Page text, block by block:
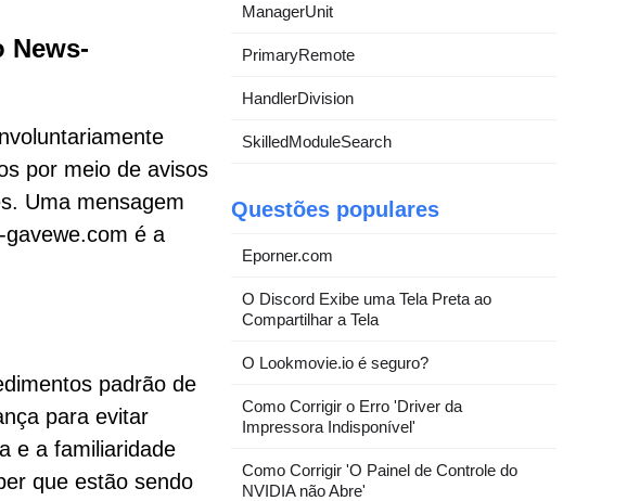
News-
por meio de avisos
Uma mensagem
é a
padrão de
para evitar
e a familiaridade
que estão sendo
ManagerUnit
PrimaryRemote
HandlerDivision
SkilledModuleSearch
Questões populares
Eporner.com
O Discord Exibe uma Tela Preta ao
Compartilhar a Tela
O Lookmovie.io é seguro?
Como Corrigir o Erro 'Driver da
Impressora Indisponível'
Como Corrigir 'O Painel de Controle do
NVIDIA não Abre'